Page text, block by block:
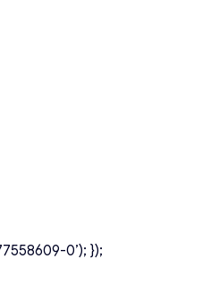
0’); });